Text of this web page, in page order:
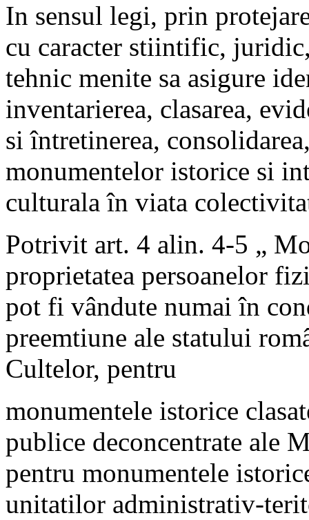
In sensul legi, prin
cu caracter stiintific,
tehnic menite sa asigure
inventarierea, clasarea,
si întretinerea,
monumentelor istorice si
culturala în viata
Potrivit art. 4 alin. 4-5 „
proprietatea persoanelor
pot fi vândute numai în
preemtiune ale statului
Cultelor, pentru
monumentele istorice
publice deconcentrate ale
pentru monumentele
unitatilor administrativ-